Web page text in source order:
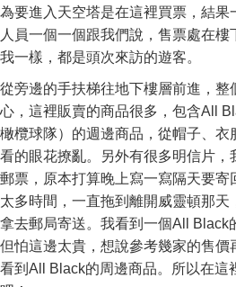
為要進入天空塔是在這裡買票，結果
人員一個一個跟我們說，售票處在
我一樣，都是頭次來訪的遊客。
從旁邊的手扶梯往地下樓層前進，整
心，這裡販賣的商品很多，包含All
橄欖球隊）的週邊商品，從帽子、衣
看的眼花撩亂。另外有很多明信片，
郵票，原本打算晚上寫一寫隔天要寄
太多時間，一直拖到離開威靈頓那
拿去郵局寄送。我看到一個All Black
但怕這邊太貴，想說參考幾家的售價
看到All Black的周邊商品。所以在這